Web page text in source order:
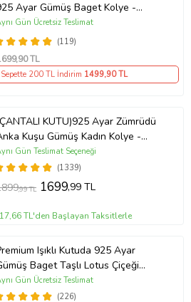
Ayar Gümüş Baget Kolye -
Özel Fotoğraf Hediye
(119)
Gün Ücretsiz Teslimat
,90 TL
Sepette 200 TL İndirim 1499,90 TL
KUTU)925 Ayar Zümrüdü
Kuşu Gümüş Kadın Kolye -
(1339)
Gün Teslimat Seçeneği
,99 TL 1699,99 TL
TL'den Başlayan Taksitlerle
Işıklı Kutuda 925 Ayar
Baget Taşlı Lotus Çiçeği
(226)
Gün Ücretsiz Teslimat